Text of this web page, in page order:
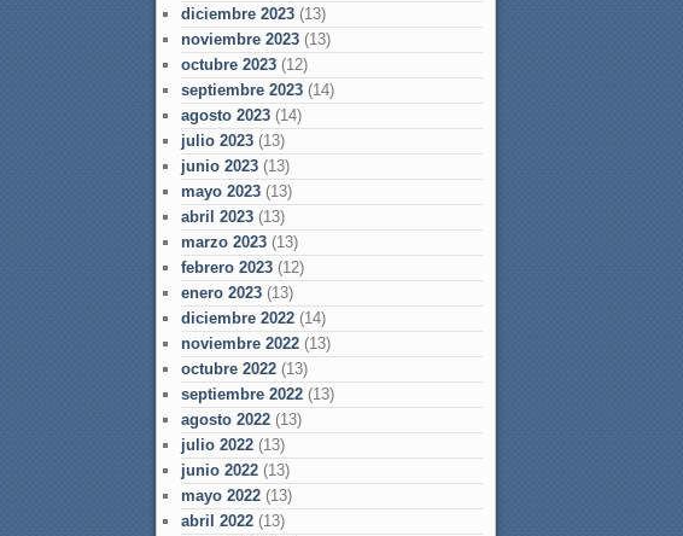
diciembre 2023 (13)
noviembre 2023 (13)
octubre 2023 (12)
septiembre 2023 (14)
agosto 2023 (14)
julio 2023 (13)
junio 2023 (13)
mayo 2023 (13)
abril 2023 (13)
marzo 2023 (13)
febrero 2023 (12)
enero 2023 (13)
diciembre 2022 (14)
noviembre 2022 (13)
octubre 2022 (13)
septiembre 2022 (13)
agosto 2022 (13)
julio 2022 (13)
junio 2022 (13)
mayo 2022 (13)
abril 2022 (13)